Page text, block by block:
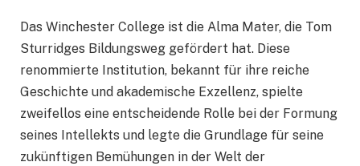
Das Winchester College ist die Alma Mater, die Tom
Sturridges Bildungsweg gefördert hat. Diese
renommierte Institution, bekannt für ihre reiche
Geschichte und akademische Exzellenz, spielte
zweifellos eine entscheidende Rolle bei der Formung
seines Intellekts und legte die Grundlage für seine
zukünftigen Bemühungen in der Welt der